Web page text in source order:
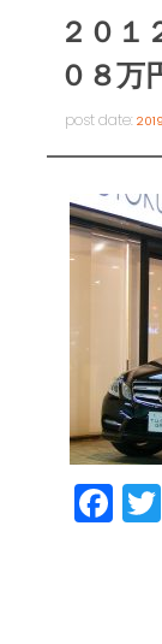
２０
０８万
post date: